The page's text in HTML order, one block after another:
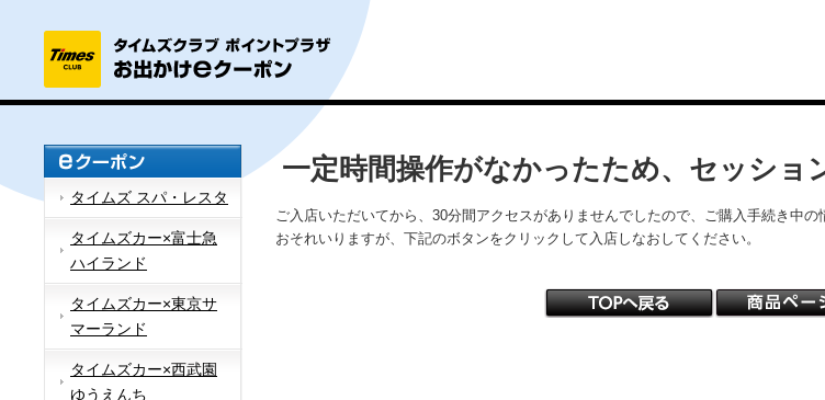
タイムズ スパ・レスタ
タイムズカー×富士急
ハイランド
タイムズカー×東京サ
マーランド
タイムズカー×西武園
ゆうえんち
一定時間操作がなかったため、セッショ
ご入店いただいてから、30分間アクセスがありませんでしたので、ご購入手続き中の
おそれいりますが、下記のボタンをクリックして入店しなおしてください。